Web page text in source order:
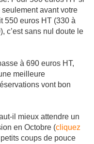
avant votre
550 euros HT (330 à
c’est sans nul doute le
à 690 euros HT,
meilleure
vont bon
il mieux attendre un
en Octobre (cliquez
coups de pouce